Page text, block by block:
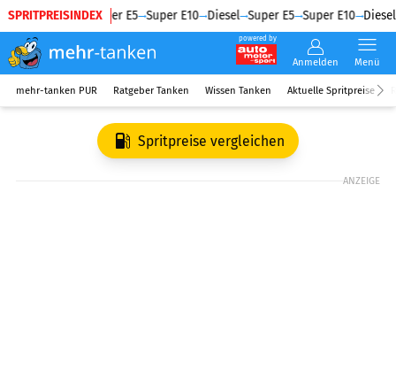
SPRITPREISINDEX
Diesel Super E5 Super E10 Diesel Super E5 Super E10 Diesel
powered by
Anmelden Menü
mehr-tanken PUR Ratgeber Tanken Wissen Tanken Aktuelle Spritpreise
Spritpreise vergleichen
ANZEIGE